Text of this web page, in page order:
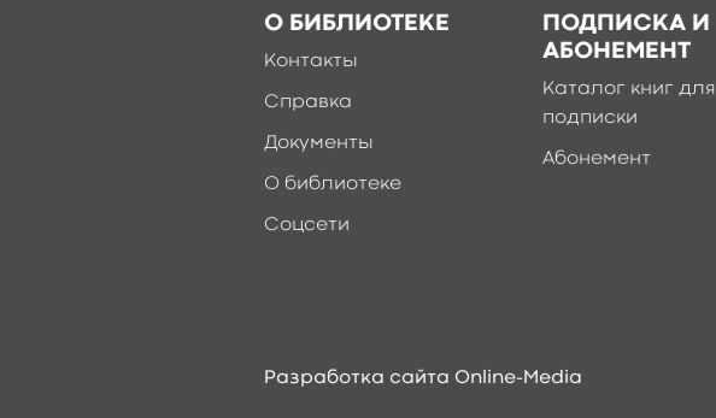
О БИБЛИОТЕКЕ
Контакты
Справка
Документы
О библиотеке
Соцсети
ПОДПИСКА И
АБОНЕМЕНТ
Каталог книг для
подписки
Абонемент
Разработка сайта Online-Media